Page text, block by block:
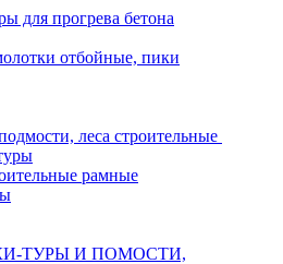
для прогрева бетона
отбойные, пики
леса строительные
рамные
ТУРЫ И ПОМОСТИ,